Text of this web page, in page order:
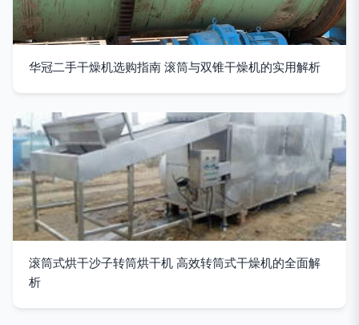
华冠二手干燥机选购指南 滚筒与双锥干燥机的实用解析
滚筒式烘干沙子转筒烘干机 高效转筒式干燥机的全面解
析